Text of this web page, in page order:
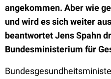
angekommen. Aber wie
und wird es sich weiter
beantwortet Jens Spahn
Bundesministerium für